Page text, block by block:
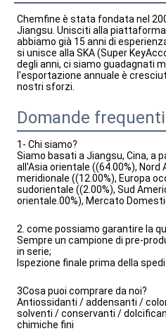
Chemfine è stata fondata nel
Jiangsu. Unisciti alla piattaforma
abbiamo già 15 anni di
si unisce alla SKA (Super
degli anni, ci siamo guadagnati
l'esportazione annuale è
nostri sforzi.
Domande frequenti
1- Chi siamo?
Siamo basati a Jiangsu, Cina, a
all'Asia orientale ((64.00%), Nord
meridionale ((12.00%), Europa
sudorientale ((2.00%), Sud
orientale.00%), Mercato
2. come possiamo garantire la
Sempre un campione di pre-
in serie;
Ispezione finale prima della
3Cosa puoi comprare da noi?
Antiossidanti / addensanti /
solventi / conservanti /
chimiche fini